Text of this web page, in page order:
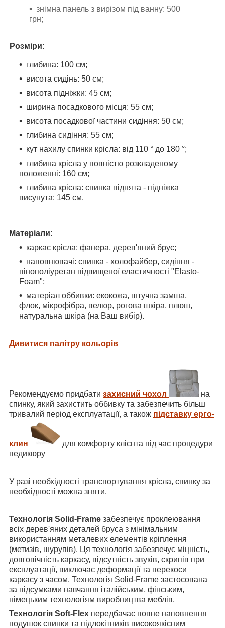
знімна панель з вирізом під ванну: 500
грн;
Розміри:
глибина: 100 см;
висота сидінь: 50 см;
висота підніжки: 45 см;
ширина посадкового місця: 55 см;
висота посадкової частини сидіння: 50 см;
глибина сидіння: 55 см;
кут нахилу спинки крісла: від 110 ° до 180 °;
глибина крісла у повністю розкладеному
положенні: 160 см;
глибина крісла: спинка піднята - підніжка
висунута: 145 см.
Матеріали:
каркас крісла: фанера, дерев'яний брус;
наповнювачі: спинка - холофайбер, сидіння -
пінополіуретан підвищеної еластичності "Elasto-
Foam";
матеріал оббивки: екокожа, штучна замша,
флок, мікрофібра, велюр, рогова шкіра, плюш,
натуральна шкіра (на Ваш вибір).
Дивитися палітру кольорів
Рекомендуємо придбати захисний чохол
на
спинку, який захистить оббивку та забезпечить більш
тривалий період експлуатації, а також підставку ерго-
клин
для комфорту клієнта під час процедури
педикюру
У разі необхідності транспортування крісла, спинку за
необхідності можна зняти.
Технологія Solid-Frame забезпечує проклеювання
всіх дерев'яних деталей бруса з мінімальним
використанням металевих елементів кріплення
(метизів, шурупів). Ця технологія забезпечує міцність,
довговічність каркасу, відсутність звуків, скрипів при
експлуатації, виключає деформації та перекоси
каркасу з часом. Технологія Solid-Frame застосована
за підсумками навчання італійським, фінським,
німецьким технологіям виробництва меблів.
Технологія Soft-Flex передбачає повне наповнення
подушок спинки та підлокітників високоякісним